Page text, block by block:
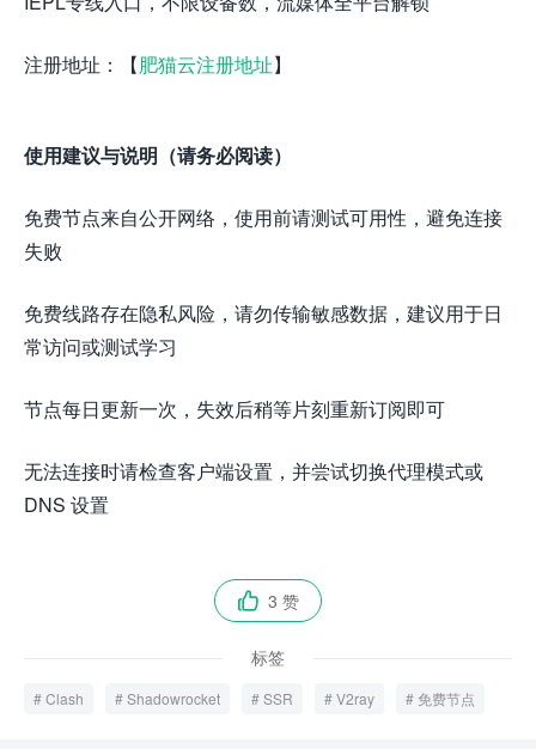
注册地址：【肥猫云注册地址】
使用建议与说明（请务必阅读）
免费节点来自公开网络，使用前请测试可用性，避免连接
失败
免费线路存在隐私风险，请勿传输敏感数据，建议用于日
常访问或测试学习
节点每日更新一次，失效后稍等片刻重新订阅即可
无法连接时请检查客户端设置，并尝试切换代理模式或
DNS 设置
 3 赞
标签
Clash Shadowrocket SSR V2ray 免费节点